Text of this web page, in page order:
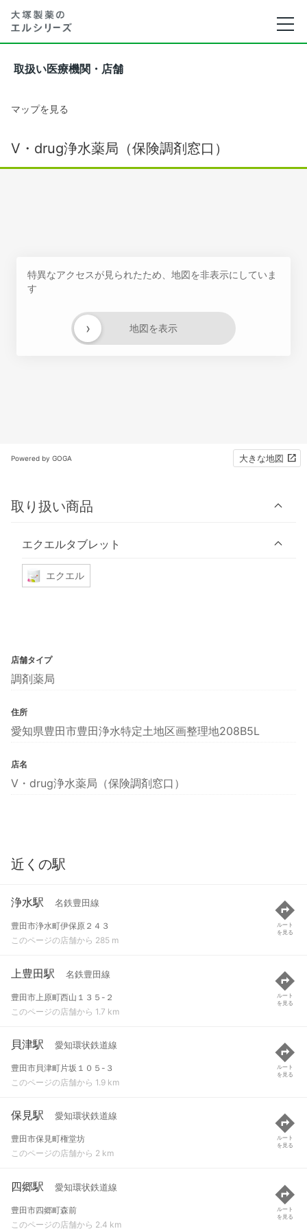
取扱い医療機関・店舗
マップを見る
V・drug浄水薬局（保険調剤窓口）
特異なアクセスが見られたため、地図を非表示にしていま
す
地図を表示
›
Powered by GOGA 大きな地図
取り扱い商品
エクエルタブレット
エクエル
店舗タイプ
調剤薬局
住所
愛知県豊田市豊田浄水特定土地区画整理地208B5L
店名
V・drug浄水薬局（保険調剤窓口）
近くの駅
浄水駅 名鉄豊田線
豊田市浄水町伊保原２４３
このページの店舗から 285 m
ルート
を見る
上豊田駅 名鉄豊田線
豊田市上原町西山１３５-２
このページの店舗から 1.7 km
ルート
を見る
貝津駅 愛知環状鉄道線
豊田市貝津町片坂１０５-３
このページの店舗から 1.9 km
ルート
を見る
保見駅 愛知環状鉄道線
豊田市保見町権堂坊
このページの店舗から 2 km
ルート
を見る
四郷駅 愛知環状鉄道線
豊田市四郷町森前
このページの店舗から 2.4 km
ルート
を見る